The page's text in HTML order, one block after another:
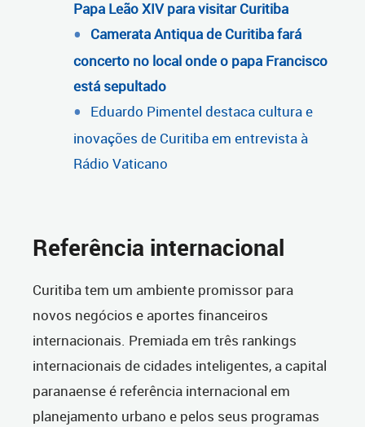
Papa Leão XIV para visitar Curitiba
Camerata Antiqua de Curitiba fará
concerto no local onde o papa Francisco
está sepultado
Eduardo Pimentel destaca cultura e
inovações de Curitiba em entrevista à
Rádio Vaticano
Referência internacional
Curitiba tem um ambiente promissor para
novos negócios e aportes financeiros
internacionais. Premiada em três rankings
internacionais de cidades inteligentes, a capital
paranaense é referência internacional em
planejamento urbano e pelos seus programas